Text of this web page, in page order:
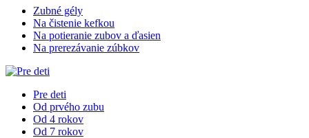
Zubné gély
Na čistenie kefkou
Na potieranie zubov a ďasien
Na prerezávanie zúbkov
Pre deti
Od prvého zubu
Od 4 rokov
Od 7 rokov